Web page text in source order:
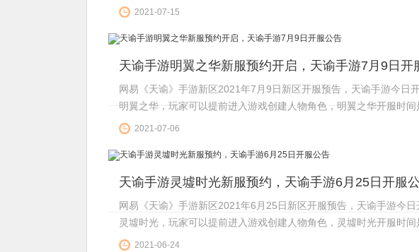
点，邀请各位小伙伴前往冒险。...
2021-07-15
天谕手游明翼之华新服预约开启，天谕手游7月9日开
网易《天谕》手游新区2021年7月9日新区开服预告，天谕手游今日
明翼之华，玩家可以提前进入游戏创建人物角色，明翼之华开服时间
邀请各位小伙伴前往冒险。...
2021-07-06
天谕手游灵墟时光新服预约，天谕手游6月25日开服
网易《天谕》手游新区2021年6月25日新区开服预告，天谕手游今
灵墟时光，玩家可以提前进入游戏创建人物角色，灵墟时光开服时
点，邀请各位小伙伴前往冒险。...
2021-06-24